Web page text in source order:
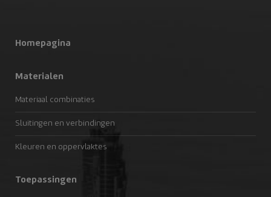
Homepagina
Materialen
Materiaal combinaties
Sluitingen en verbindingen
Kleuren en oppervlaktes
Toepassingen